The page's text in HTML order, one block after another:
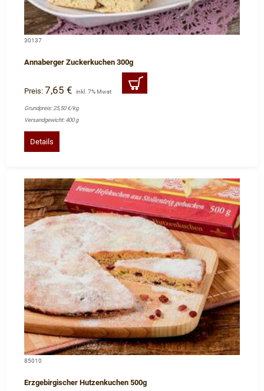
30137
Annaberger Zuckerkuchen 300g
Preis: 7,65 € inkl. 7% Mwst
Grundpreis: 25,50 €/kg
Versandgewicht: 400 g
Details
85010
Erzgebirgischer Hutzenkuchen 500g